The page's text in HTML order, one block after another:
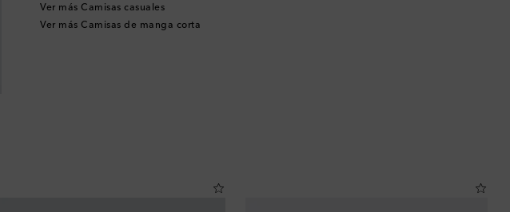
Ver más Camisas casuales
Ver más Camisas de manga corta